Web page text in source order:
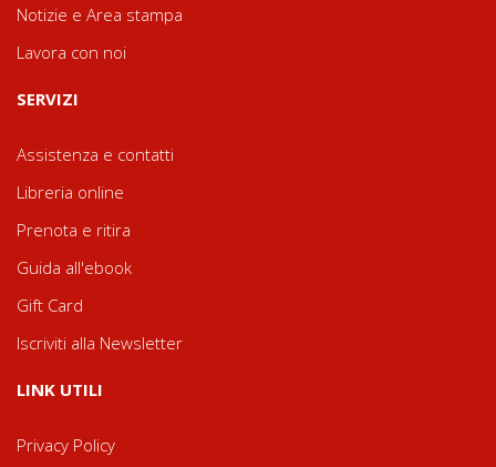
Notizie e Area stampa
Lavora con noi
SERVIZI
Assistenza e contatti
Libreria online
Prenota e ritira
Guida all'ebook
Gift Card
Iscriviti alla Newsletter
LINK UTILI
Privacy Policy